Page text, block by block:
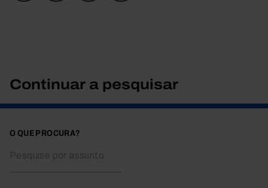
Continuar a pesquisar
O QUE PROCURA?